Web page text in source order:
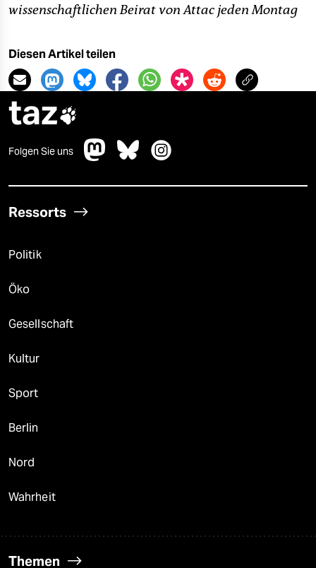
wissenschaftlichen Beirat von Attac jeden Montag
Diesen Artikel teilen
taz
Folgen Sie uns
Ressorts
Politik
Öko
Gesellschaft
Kultur
Sport
Berlin
Nord
Wahrheit
Themen